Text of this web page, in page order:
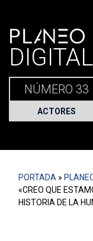
Portada» Planeo Hoy
PLANEO
DIGITAL
NÚMERO 33
ACTORES
PORTADA »
«CREO QUE
HISTORIA DE LA